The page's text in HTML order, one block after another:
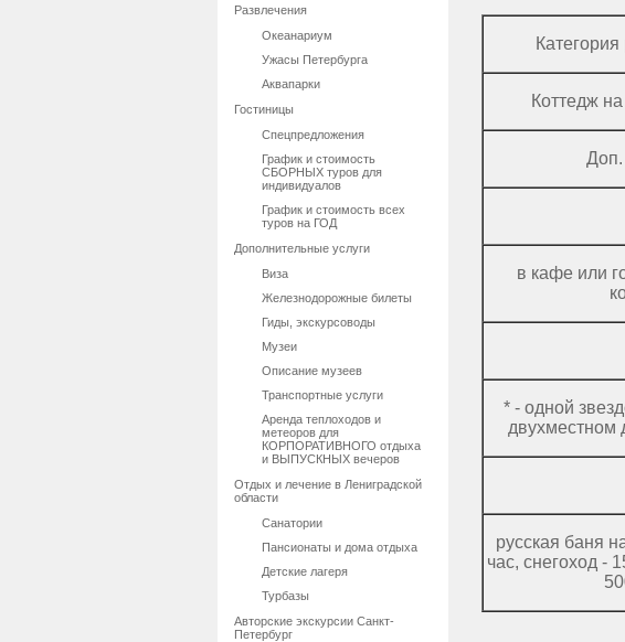
Коттедж
Доп.
в кафе или
* - одной
двухместном
русская баня
час, снегоход -
Развлечения
Океанариум
Ужасы Петербурга
Аквапарки
Гостиницы
Спецпредложения
График и стоимость
СБОРНЫХ туров для
индивидуалов
График и стоимость всех
туров на ГОД
Дополнительные услуги
Виза
Железнодорожные билеты
Гиды, экскурсоводы
Музеи
Описание музеев
Транспортные услуги
Аренда теплоходов и
метеоров для
КОРПОРАТИВНОГО отдыха
и ВЫПУСКНЫХ вечеров
Отдых и лечение в Лениградской
области
Санатории
Пансионаты и дома отдыха
Детские лагеря
Турбазы
Авторские экскурсии Санкт-
Петербург